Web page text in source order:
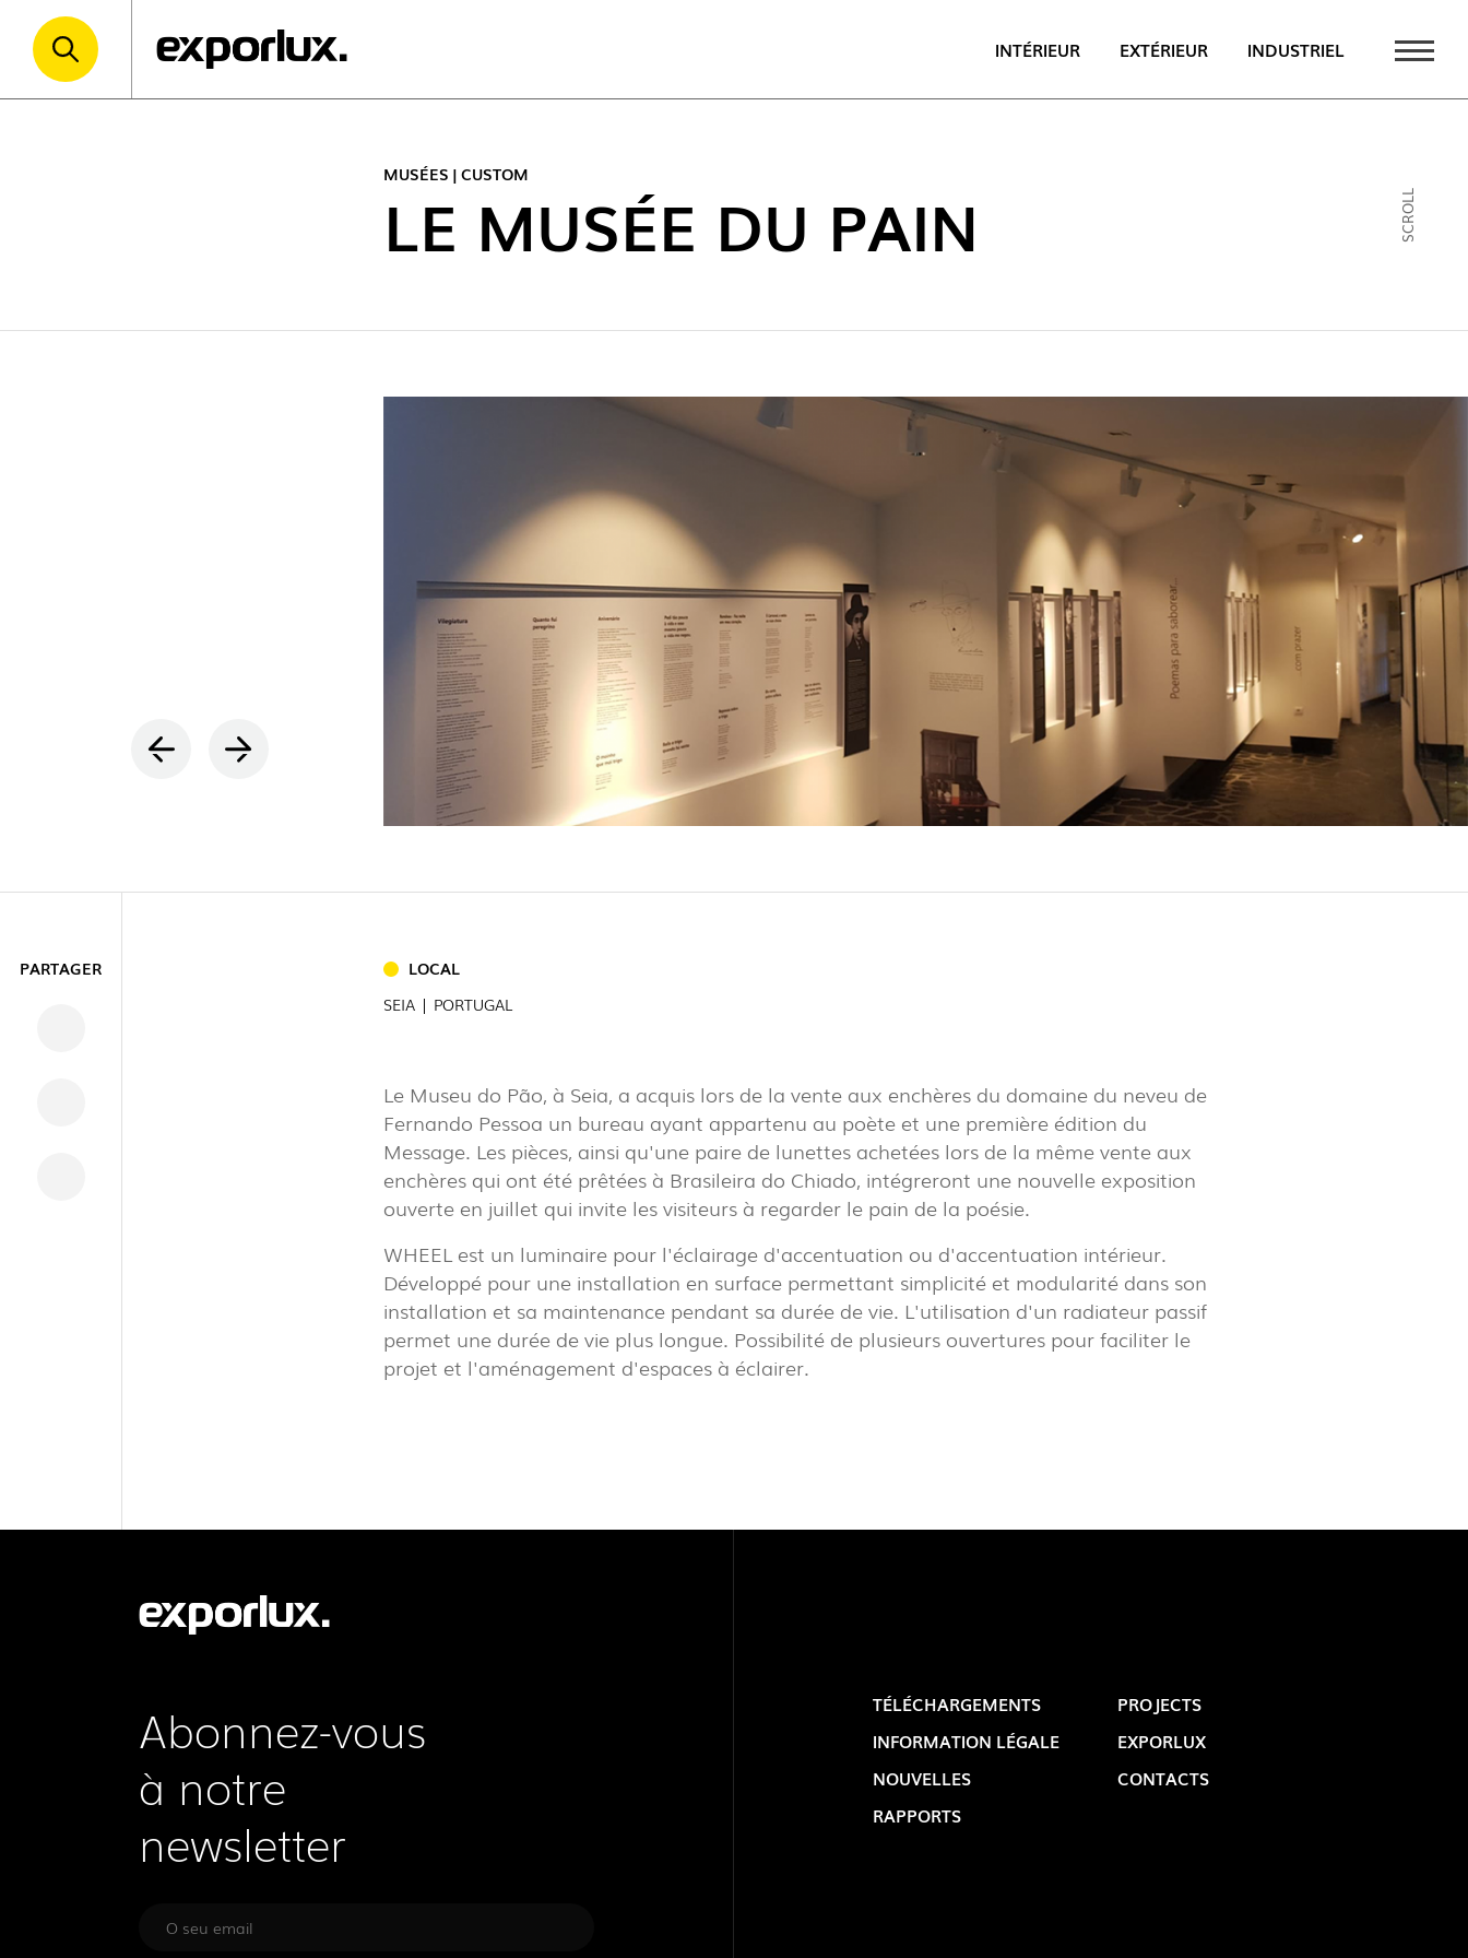
INTÉRIEUR EXTÉRIEUR INDUSTRIEL
INTÉRIEUR
EXTÉRIEUR
INDUSTRIEL
PROJECTS
EXPORLUX
CONTACTS
ACTUALITÉS
EXPORLUX @ Q31 ÉCLAIRAGE DE
BÂTIMENT – ​​QUINTA DA FONTE
PAVILLON DU PORTUGAL
LOLIPOP @ BOSTON MAGAZINE
MUSÉES | CUSTOM
LE MUSÉE DU PAIN SCROLL
PARTAGER
LOCAL
SEIA | PORTUGAL
Le Museu do Pão, à Seia, a acquis lors de la vente aux enchères du domaine du neveu de
Fernando Pessoa un bureau ayant appartenu au poète et une première édition du
Message. Les pièces, ainsi qu'une paire de lunettes achetées lors de la même vente aux
enchères qui ont été prêtées à Brasileira do Chiado, intégreront une nouvelle exposition
ouverte en juillet qui invite les visiteurs à regarder le pain de la poésie.
WHEEL est un luminaire pour l'éclairage d'accentuation ou d'accentuation intérieur.
Développé pour une installation en surface permettant simplicité et modularité dans son
installation et sa maintenance pendant sa durée de vie. L'utilisation d'un radiateur passif
permet une durée de vie plus longue. Possibilité de plusieurs ouvertures pour faciliter le
projet et l'aménagement d'espaces à éclairer.
Abonnez-vous
à notre
newsletter
TÉLÉCHARGEMENTS
PROJECTS
INFORMATION LÉGALE
EXPORLUX
NOUVELLES
CONTACTS
RAPPORTS